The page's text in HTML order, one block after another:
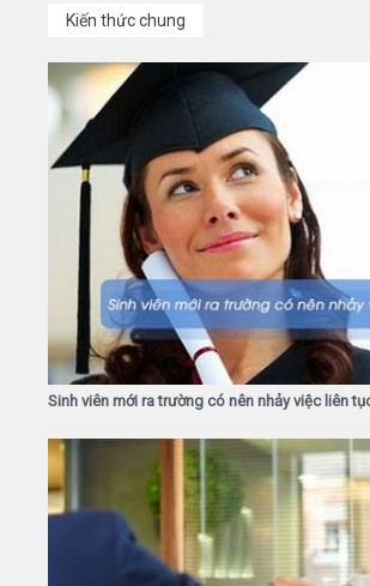
Kiến thức chung
Sinh viên mới ra trường có nên nhảy việc liên